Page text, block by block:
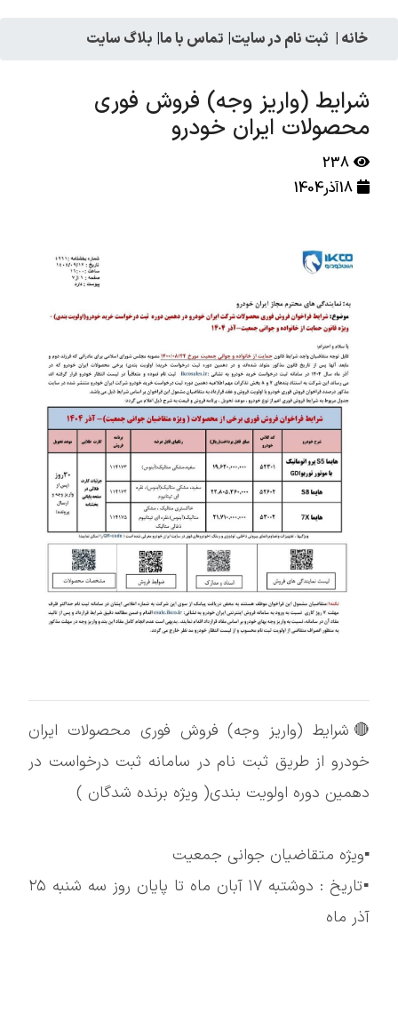
خانه | ثبت نام در سایت| تماس با ما| بلاگ سایت
شرایط (واریز وجه) فروش فوری
محصولات ایران خودرو
238
18آذر1404
🔴شرایط (واریز وجه) فروش فوری محصولات ایران
خودرو از طریق ثبت نام در سامانه ثبت درخواست در
دهمین دوره اولویت بندی( ویژه برنده شدگان )
▪️ویژه متقاضیان جوانی جمعیت
▪️تاریخ : دوشتبه ١٧ آبان ماه تا پایان روز سه شنبه ٢۵
آذر ماه